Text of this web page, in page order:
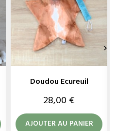
Doudou Ecureuil
Prix
28,00 €
AJOUTER AU PANIER
